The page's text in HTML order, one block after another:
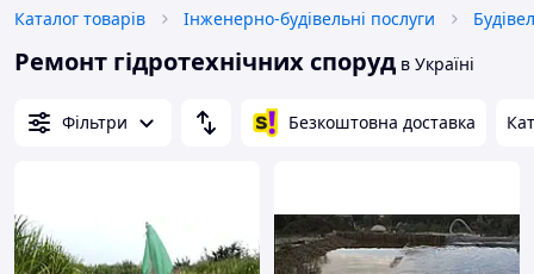
Каталог товарів Інженерно-будівельні послуги
Ремонт гідротехнічних споруд в Україні
Фільтри Безкоштовна доставка